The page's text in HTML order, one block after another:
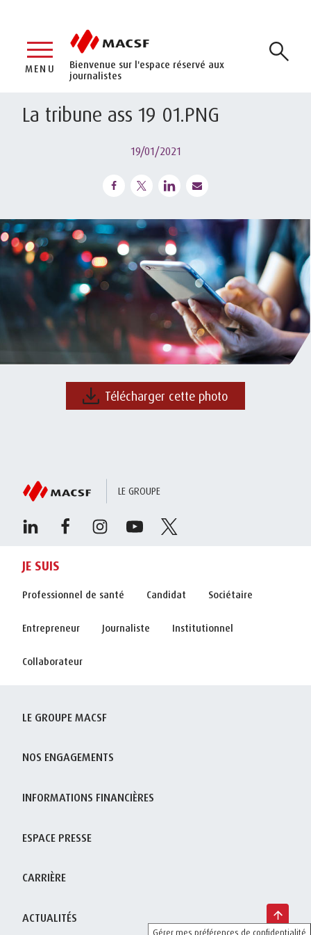
Bienvenue sur l'espace réservé aux
journalistes
MENU
La tribune ass 19 01.PNG
19/01/2021
Télécharger cette photo
LE GROUPE
JE SUIS
Professionnel de santé Candidat Sociétaire
Entrepreneur Journaliste Institutionnel
Collaborateur
LE GROUPE MACSF
NOS ENGAGEMENTS
INFORMATIONS FINANCIÈRES
ESPACE PRESSE
CARRIÈRE
ACTUALITÉS
Gérer mes préférences de confidentialité